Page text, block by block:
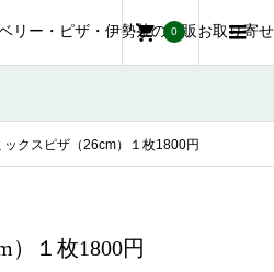
0
ックスピザ（26cm）１枚1800円
）１枚1800円